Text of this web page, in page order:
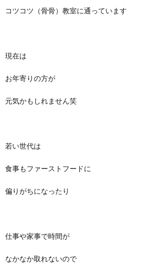
コツコツ（骨骨）教室に通っています
現在は
お年寄りの方が
元気かもしれません笑
若い世代は
食事もファーストフードに
偏りがちになったり
仕事や家事で時間が
なかなか取れないので